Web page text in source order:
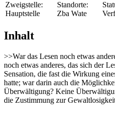
Zweigstelle:
Hauptstelle
Standorte:
Zba Wate
Inhalt
>>War das Lesen noch etwas
noch etwas anderes, das sich der
Sensation, die fast die Wirkung
hatte; war darin auch die
Überwältigung? Keine
die Zustimmung zur